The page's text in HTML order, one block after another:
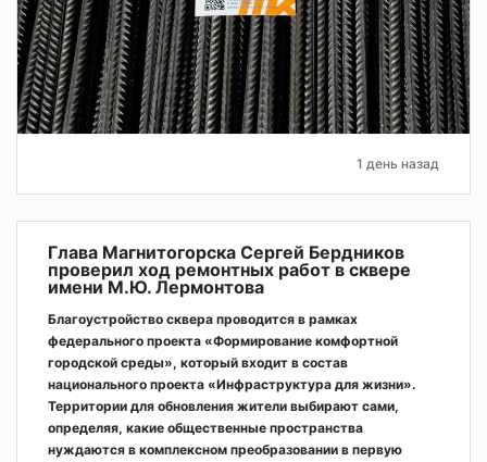
1 день назад
Глава Магнитогорска Сергей Бердников
проверил ход ремонтных работ в сквере
имени М.Ю. Лермонтова
Благоустройство сквера проводится в рамках
федерального проекта «Формирование комфортной
городской среды», который входит в состав
национального проекта «Инфраструктура для жизни».
Территории для обновления жители выбирают сами,
определяя, какие общественные пространства
нуждаются в комплексном преобразовании в первую